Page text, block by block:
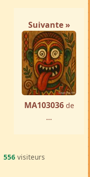
Suivante »
MA103036 de
...
556 visiteurs